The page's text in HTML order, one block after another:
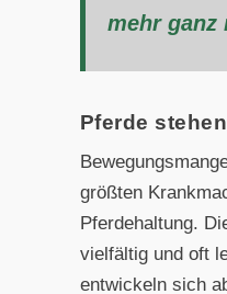
mehr ganz
Pferde
größten
Pferdehaltung.
vielfältig und oft
entwickeln sich